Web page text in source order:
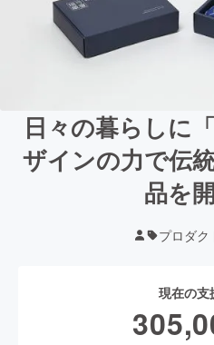
日々の暮らしに
ザインの力で伝
品を
プロダク
現在の支